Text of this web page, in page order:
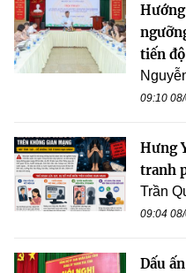
tiến
09:10
Hưng
tranh
Trần
09:04
Dấu